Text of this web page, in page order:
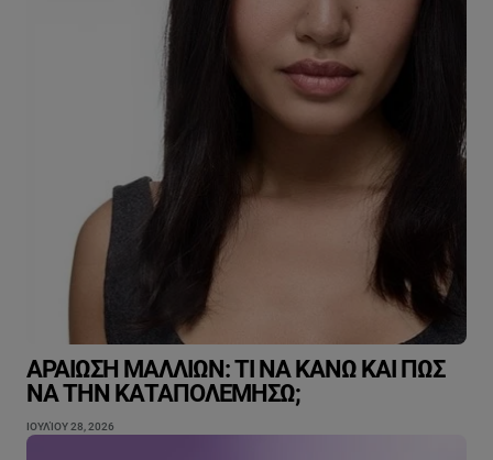
ΑΡΑΊΩΣΗ ΜΑΛΛΙΏΝ: ΤΙ ΝΑ ΚΆΝΩ ΚΑΙ ΠΏΣ
ΝΑ ΤΗΝ ΚΑΤΑΠΟΛΕΜΉΣΩ;
ΙΟΥΛΊΟΥ 28, 2026